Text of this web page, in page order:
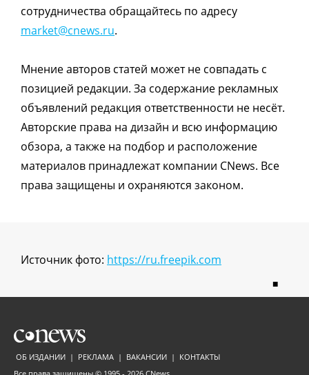
сотрудничества обращайтесь по адресу
market@cnews.ru.
Мнение авторов статей может не совпадать с
позицией редакции. За содержание рекламных
объявлений редакция ответственности не несёт.
Авторские права на дизайн и всю информацию
обзора, а также на подбор и расположение
материалов принадлежат компании CNews. Все
права защищены и охраняются законом.
Источник фото: https://ru.freepik.com
■
ОБ ИЗДАНИИ | РЕКЛАМА | ВАКАНСИИ | КОНТАКТЫ